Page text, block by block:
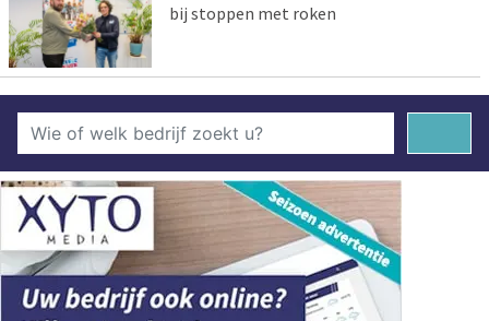
bij stoppen met roken